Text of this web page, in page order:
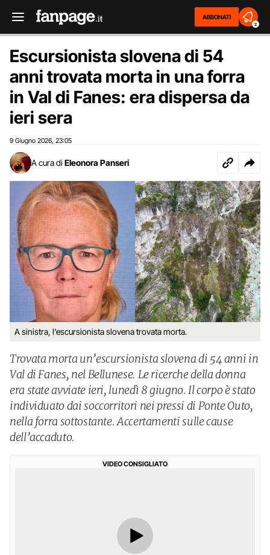
ABBONATI
2
Escursionista slovena di 54
anni trovata morta in una forra
in Val di Fanes: era dispersa da
ieri sera
9 Giugno 2026 23:05
A cura di Eleonora Panseri
A sinistra, l'escursionista slovena trovata morta.
Trovata morta un’escursionista slovena di 54 anni in
Val di Fanes, nel Bellunese. Le ricerche della donna
era state avviate ieri, lunedì 8 giugno. Il corpo è stato
individuato dai soccorritori nei pressi di Ponte Outo,
nella forra sottostante. Accertamenti sulle cause
dell’accaduto.
VIDEO CONSIGLIATO